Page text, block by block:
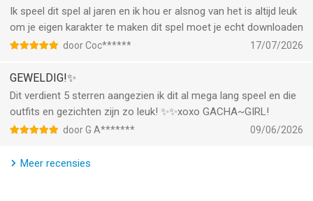
- Choose from 8 different mini-games such as Duck & Dodge
or Phantom’s Remix!
- Collect and Gacha over 100 Gifts to add to your collection!
«Notes»
- The game may lag on old devices & devices with 4k screens.
- Please restart the game if you experience lag over time.
Thank you for playing Gacha Life!!
Ik speel dit spel al jaren en ik hou er alsnog van het is altijd leuk
om je eigen karakter te maken dit spel moet je echt downloaden
door Coc****** 17/07/2026
GEWELDIG!✨
Dit verdient 5 sterren aangezien ik dit al mega lang speel en die
outfits en gezichten zijn zo leuk! ✨✨xoxo GACHA~GIRL!
door G A******* 09/06/2026
Meer recensies